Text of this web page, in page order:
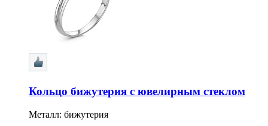
Кольцо бижутерия с ювелирным стеклом
Металл: бижутерия